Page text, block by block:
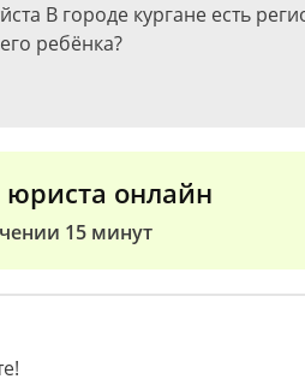
В городе кургане есть
ребёнка?
юриста онлайн
15 минут